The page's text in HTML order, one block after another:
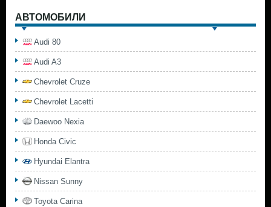
АВТОМОБИЛИ
Audi 80
Audi A3
Chevrolet Cruze
Chevrolet Lacetti
Daewoo Nexia
Honda Civic
Hyundai Elantra
Nissan Sunny
Toyota Carina